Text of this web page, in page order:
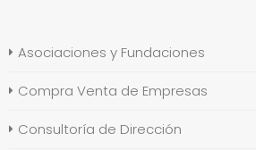
Asociaciones y Fundaciones
Compra Venta de Empresas
Consultoría de Dirección